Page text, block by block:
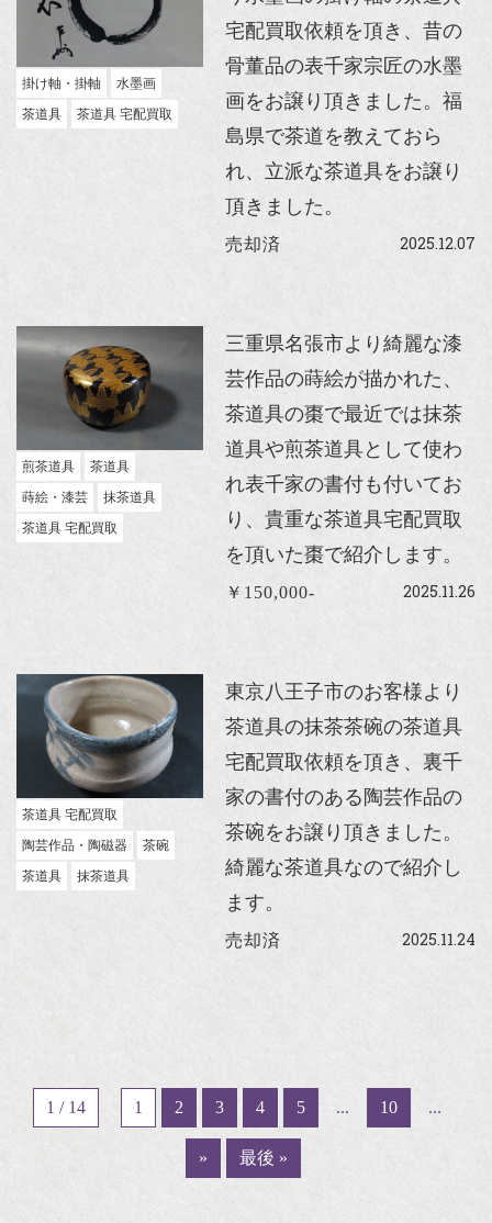
掛け軸・掛軸
水墨画
茶道具
茶道具 宅配買取
宅配買取依頼を頂き、昔の
骨董品の表千家宗匠の水墨
画をお譲り頂きました。福
島県で茶道を教えておら
れ、立派な茶道具をお譲り
頂きました。
売却済 2025.12.07
煎茶道具
茶道具
蒔絵・漆芸
抹茶道具
茶道具 宅配買取
三重県名張市より綺麗な漆
芸作品の蒔絵が描かれた、
茶道具の棗で最近では抹茶
道具や煎茶道具として使わ
れ表千家の書付も付いてお
り、貴重な茶道具宅配買取
を頂いた棗で紹介します。
￥150,000- 2025.11.26
茶道具 宅配買取
陶芸作品・陶磁器
茶碗
茶道具
抹茶道具
東京八王子市のお客様より
茶道具の抹茶茶碗の茶道具
宅配買取依頼を頂き、裏千
家の書付のある陶芸作品の
茶碗をお譲り頂きました。
綺麗な茶道具なので紹介し
ます。
売却済 2025.11.24
1 / 14 1 2 3 4 5 ... 10 ...
» 最後 »